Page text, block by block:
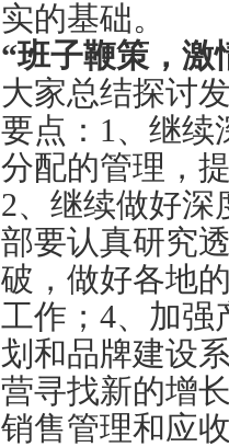
实的基础。
“班子鞭策，
大家总结探讨
要点： 1 、继续
分配的管理，
2、继续做好深
部要认真研究
破，做好各地
工作； 4、加强
划和品牌建设
营寻找新的增
销售管理和应